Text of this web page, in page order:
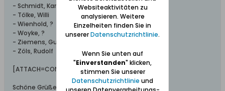
- Schmidt, Karl
- Tölke, Willi
- Wienhold, ?
- Woyke, ?
- Ziemens, Gustav
- Zöls, Rudolf
[ATTACH=CONFIG]21434[/ATTACH]
Schöne Grüße aus dem Werder
Websiteaktivitäten zu
analysieren. Weitere
Einzelheiten finden Sie in
unsererDatenschutzrichtlinie.
Wenn Sie unten auf
"Einverstanden" klicken,
stimmen Sie unserer
Datenschutzrichtlinie und